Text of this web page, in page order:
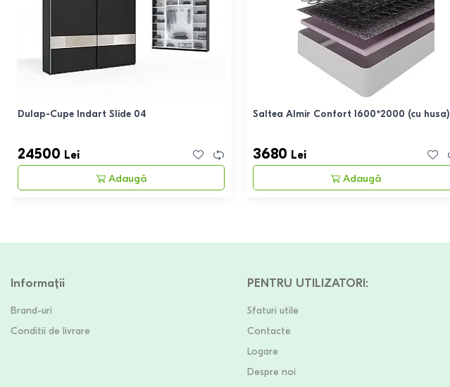
Dulap-Cupe Indart Slide 04
24500 Lei
Adaugă
Saltea Almir Confort 1600*2000 (cu husa)
3680 Lei
Adaugă
Informații
Brand-uri
Conditii de livrare
PENTRU UTILIZATORI :
Sfaturi utile
Contacte
Logare
Despre noi